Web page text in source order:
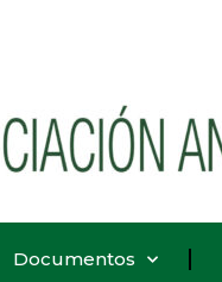
Documentos